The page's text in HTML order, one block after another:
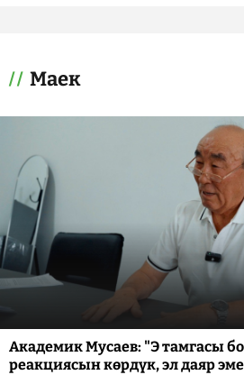
Маек
Академик Мусаев: "Э тамгасы
реакциясын көрдүк, эл даяр